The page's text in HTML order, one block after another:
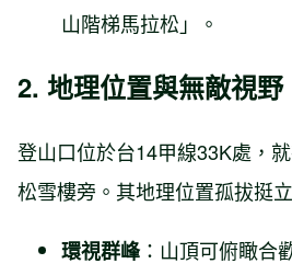
山階梯馬拉松」。
2. 地理位置與無敵視野
登山口位於台14甲線33K處，
松雪樓旁。其地理位置孤拔挺
環視群峰：山頂可俯瞰合